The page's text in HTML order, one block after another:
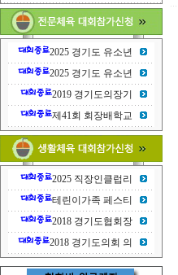
2025 경기도 유소년
2025 경기도 유소년
2019 경기도의장기
제41회 회장배학교
2025 직장인클럽리
테린이가족 페스티
2018 경기도협회장
2018 경기도의회 의